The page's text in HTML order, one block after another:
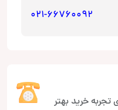
021-66760092
تجربه خرید بهتر